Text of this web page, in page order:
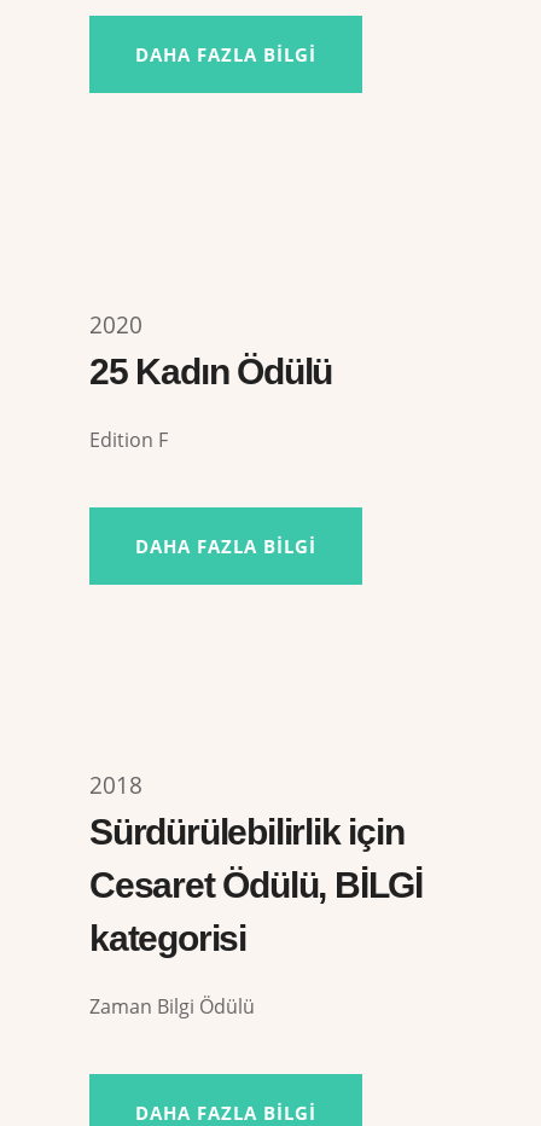
DAHA FAZLA BILGI
2020
25 Kadın Ödülü
Edition F
DAHA FAZLA BILGI
2018
Sürdürülebilirlik için
Cesaret Ödülü, BİLGİ
kategorisi
Zaman Bilgi Ödülü
DAHA FAZLA BILGI